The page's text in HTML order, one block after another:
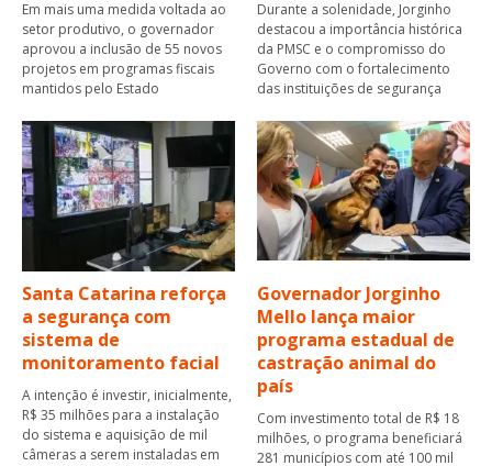
Em mais uma medida voltada ao
setor produtivo, o governador
aprovou a inclusão de 55 novos
projetos em programas fiscais
mantidos pelo Estado
Durante a solenidade, Jorginho
destacou a importância histórica
da PMSC e o compromisso do
Governo com o fortalecimento
das instituições de segurança
Santa Catarina reforça
a segurança com
sistema de
monitoramento facial
A intenção é investir, inicialmente,
R$ 35 milhões para a instalação
do sistema e aquisição de mil
câmeras a serem instaladas em
Governador Jorginho
Mello lança maior
programa estadual de
castração animal do
país
Com investimento total de R$ 18
milhões, o programa beneficiará
281 municípios com até 100 mil